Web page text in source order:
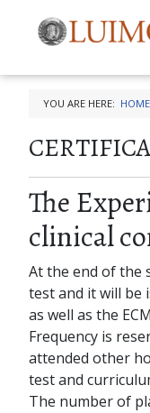
YOU ARE HERE: HOME
The
clinical
At the end of the
test and it will be
as well as the
Frequency is
attended other
test and
The number of